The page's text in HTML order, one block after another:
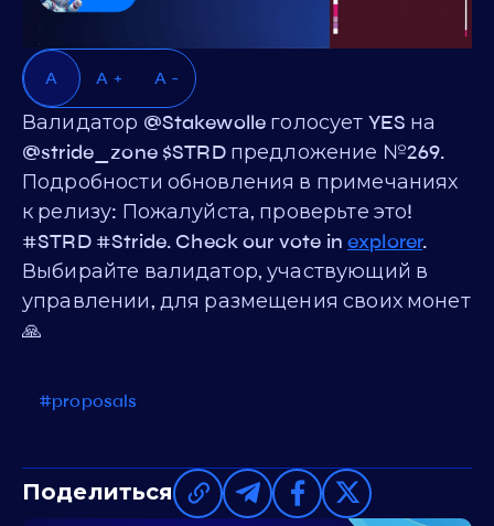
A A + A -
Валидатор @Stakewolle голосует YES на
@stride_zone $STRD предложение №269.
Подробности обновления в примечаниях
к релизу: Пожалуйста, проверьте это!
#STRD #Stride. Check our vote in explorer.
Выбирайте валидатор, участвующий в
управлении, для размещения своих монет
🙏
#proposals
Поделиться